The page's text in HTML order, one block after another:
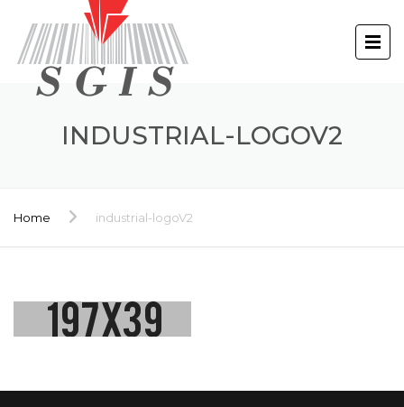
INDUSTRIAL-LOGOV2
Home industrial-logoV2